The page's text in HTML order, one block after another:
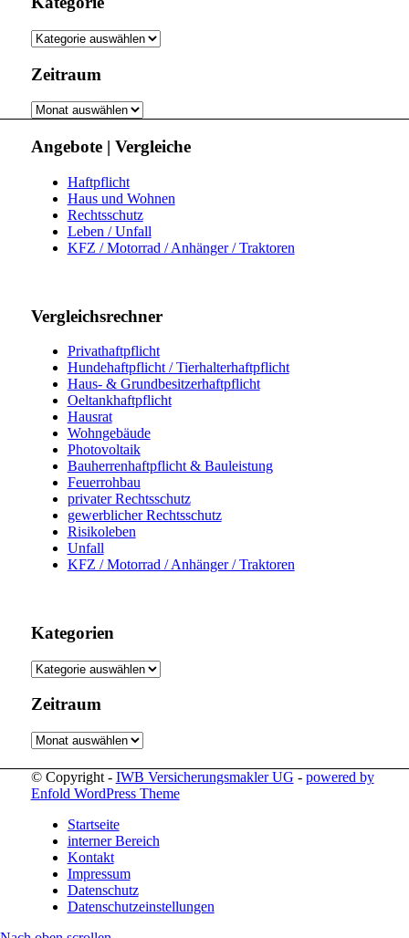
Kategorie
Zeitraum
Zeitraum
Angebote | Vergleiche
Haftpflicht
Haus und Wohnen
Rechtsschutz
Leben / Unfall
KFZ / Motorrad / Anhänger / Traktoren
Vergleichsrechner
Privathaftpflicht
Hundehaftpflicht / Tierhalterhaftpflicht
Haus- & Grundbesitzerhaftpflicht
Oeltankhaftpflicht
Hausrat
Wohngebäude
Photovoltaik
Bauherrenhaftpflicht & Bauleistung
Feuerrohbau
privater Rechtsschutz
gewerblicher Rechtsschutz
Risikoleben
Unfall
KFZ / Motorrad / Anhänger / Traktoren
Kategorien
Kategorien
Zeitraum
Zeitraum
© Copyright - IWB Versicherungsmakler UG - powered by
Enfold WordPress Theme
Startseite
interner Bereich
Kontakt
Impressum
Datenschutz
Datenschutzeinstellungen